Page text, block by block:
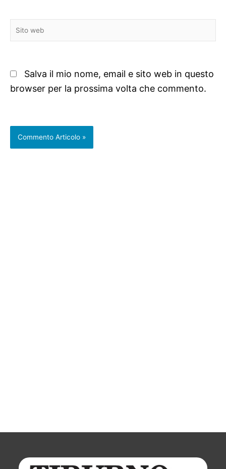
Sito
web
Salva il mio nome, email e sito web in questo
browser per la prossima volta che commento.